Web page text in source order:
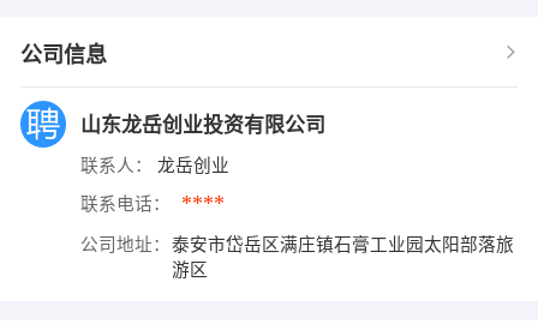
公司信息
山东龙岳创业投资有限公司
联系人： 龙岳创业
联系电话： ****
公司地址：
泰安市岱岳区满庄镇石膏工业园太阳部落旅
游区